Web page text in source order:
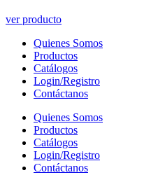
ver producto
Quienes Somos
Productos
Catálogos
Login/Registro
Contáctanos
Quienes Somos
Productos
Catálogos
Login/Registro
Contáctanos